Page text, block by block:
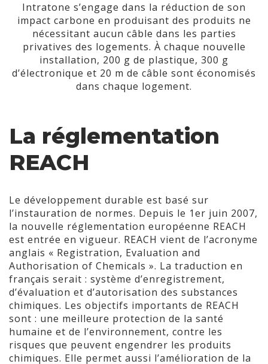
Intratone s’engage dans la réduction de son
impact carbone en produisant des produits ne
nécessitant aucun câble dans les parties
privatives des logements. À chaque nouvelle
installation, 200 g de plastique, 300 g
d’électronique et 20 m de câble sont économisés
dans chaque logement.
La réglementation
REACH
Le développement durable est basé sur
l’instauration de normes. Depuis le 1er juin 2007,
la nouvelle réglementation européenne REACH
est entrée en vigueur. REACH vient de l’acronyme
anglais « Registration, Evaluation and
Authorisation of Chemicals ». La traduction en
français serait : système d’enregistrement,
d’évaluation et d’autorisation des substances
chimiques. Les objectifs importants de REACH
sont : une meilleure protection de la santé
humaine et de l’environnement, contre les
risques que peuvent engendrer les produits
chimiques. Elle permet aussi l’amélioration de la